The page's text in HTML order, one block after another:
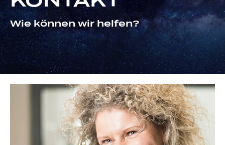
Wie können wir helfen?